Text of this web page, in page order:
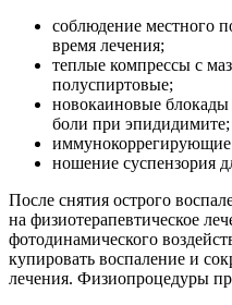
соблюдение местного
время лечения;
теплые компрессы с
полуспиртовые;
новокаиновые блокады
боли при эпидидимите;
иммунокоррегирующие
ношение суспензория
После снятия острого
на физиотерапевтическое
фотодинамического
купировать воспаление и
лечения. Физиопроцедуры